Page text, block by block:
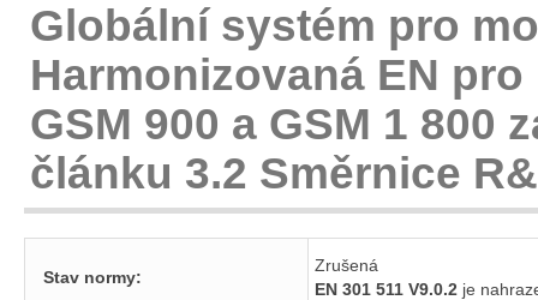
Globální systém pro
Harmonizovaná EN
GSM 900 a GSM 1
článku 3.2 Směrnice
Stav normy:
Zrušená
EN 301 511 V9.0.2 je